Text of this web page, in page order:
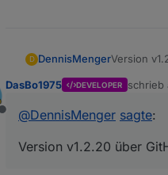
D DennisMengerVersion
Offline
DasBo1975 DEVELOPER schrieb
zuletzt
@DennisMenger sagte:
Version v1.2.20 über